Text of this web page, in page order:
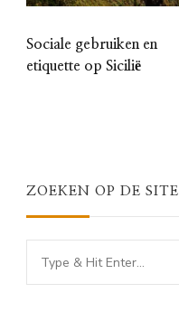
Sociale gebruiken en
etiquette op Sicilië
ZOEKEN OP DE SITE
Looking
for